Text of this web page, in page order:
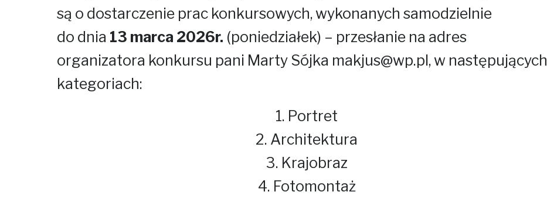
są o dostarczenie prac konkursowych, wykonanych samodzielnie
do dnia 13 marca 2026r. (poniedziałek) – przesłanie na adres
organizatora konkursu pani Marty Sójka makjus@wp.pl, w następujących
kategoriach:
1. Portret
2. Architektura
3. Krajobraz
4. Fotomontaż